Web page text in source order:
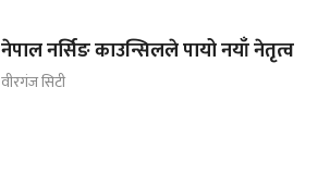
नेपाल नर्सिङ काउन्सिलले पायो नयाँ नेतृत्व
वीरगंज सिटी